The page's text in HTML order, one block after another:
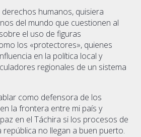
humanos, quisiera
del mundo que cuestionen al
el uso de figuras
los «protectores», quienes
en la política local y
regionales de un sistema
como defensora de los
la frontera entre mi país y
en el Táchira si los procesos de
no llegan a buen puerto.